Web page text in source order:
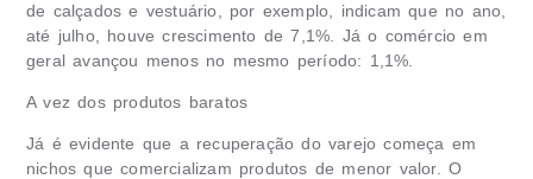
de calçados e vestuário, por exemplo, indicam que no ano,
até julho, houve crescimento de 7,1%. Já o comércio em
geral avançou menos no mesmo período: 1,1%.
A vez dos produtos baratos
Já é evidente que a recuperação do varejo começa em
nichos que comercializam produtos de menor valor. O